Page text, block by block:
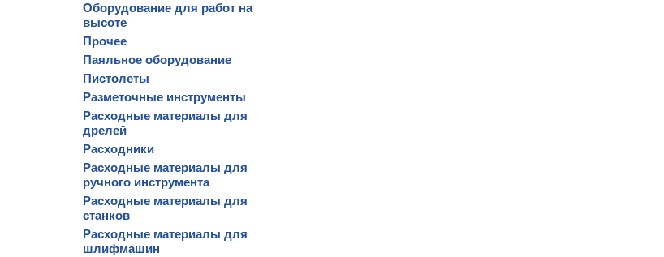
Оборудование для работ на
высоте
Прочее
Паяльное оборудование
Пистолеты
Разметочные инструменты
Расходные материалы для
дрелей
Расходники
Расходные материалы для
ручного инструмента
Расходные материалы для
станков
Расходные материалы для
шлифмашин